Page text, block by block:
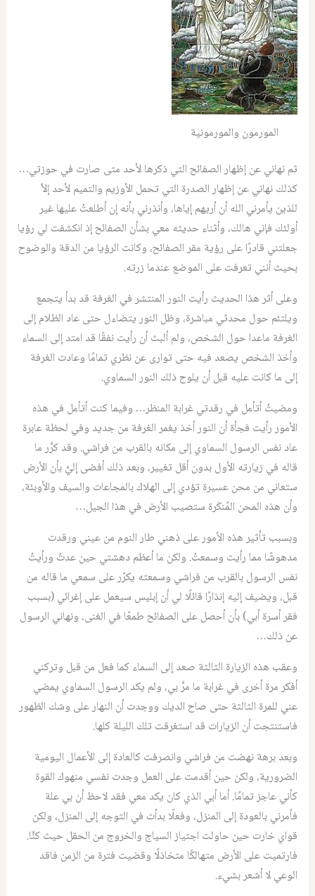
المورمون والمورمونية
ثم نهاني عن إظهار الصفائح التي ذكرها لأحد متى صارت في حوزتي…
كذلك نهاني عن إظهار الصدرة التي تحمل الأوزيم والتميم لأحد إلاَّ
للذين يأمرني الله أن أريهم إياها، وأنذرني بأنه إن أطلعتُ عليها غير
أولئك فإني هالك، وأثناء حديثه معي بشأن الصفائح إذ انكشفت لي رؤيا
جعلتني قادرًا على رؤية مقر الصفائح، وكانت الرؤيا من الدقة والوضوح
بحيث أنني تعرفت على الموضع عندما زرته.
وعلى أثر هذا الحديث رأيت النور المنتشر في الغرفة قد بدأ يتجمع
ويلتئم حول محدثي مباشرة، وظل النور يتضاءل حتى عاد الظلام إلى
الغرفة ماعدا حول الشخص، ولم ألبث أن رأيت نفقًا قد امتد إلى السماء
وأخذ الشخص يصعد فيه حتى توارى عن نظري تمامًا وعادت الغرفة
إلى ما كانت عليه قبل أن يلوح ذلك النور السماوي.
ومضيتُ أتأمل في رقدتي غرابة المنظر… وفيما كنت أتأمل في هذه
الأمور رأيت فجأة أن النور أخذ يغمر الغرفة من جديد وفي لحظة عابرة
عاد نفس الرسول السماوي إلى مكانه بالقرب من فراشي. وقد كرَّر ما
قاله في زيارته الأول بدون أقل تغيير، وبعد ذلك أفضى إليَّ بأن الأرض
ستعاني من محن عسيرة تؤدي إلى الهلاك بالمجاعات والسيف والأوبئة،
وأن هذه المحن المُنكَرة ستصيب الأرض في هذا الجيل…
وبسبب تأثير هذه الأمور على ذهني طار النوم من عيني ورقدت
مدهوشًا مما رأيت وسمعتُ. ولكن ما أعظم دهشتي حين عدتُ ورأيتُ
نفس الرسول بالقرب من فراشي وسمعته يكرّر على سمعي ما قاله من
قبل، ويضيف إليه إنذارًا قائلًا لي أن إبليس سيعمل على إغرائي (بسبب
فقر أسرة أبي) بأن أحصل على الصفائح طمعًا في الغنى، ونهاني الرسول
عن ذلك…
وعقب هذه الزيارة الثالثة صعد إلى السماء كما فعل من قبل وتركني
أفكر مرة أخرى في غرابة ما مرَّ بي، ولم يكد الرسول السماوي يمضي
عني للمرة الثالثة حتى صاح الديك ووجدت أن النهار على وشك الظهور
فاستنتجت أن الزيارات قد استغرقت تلك الليلة كلها.
وبعد برهة نهضت من فراشي وانصرفت كالعادة إلى الأعمال اليومية
الضرورية، ولكن حين أقدمت على العمل وجدت نفسي منهوك القوة
كأني عاجز تمامًا. أما أبي الذي كان يكد معي فقد لاحظ أن بي علة
فأمرني بالعودة إلى المنزل، وفعلًا بدأت في التوجه إلى المنزل، ولكن
قواي خارت حين حاولت اجتياز السياج والخروج من الحقل حيث كنَّا.
فارتميت على الأرض متهالكًا متخاذلًا وقضيت فترة من الزمن فاقد
الوعي لا أشعر بشيء.